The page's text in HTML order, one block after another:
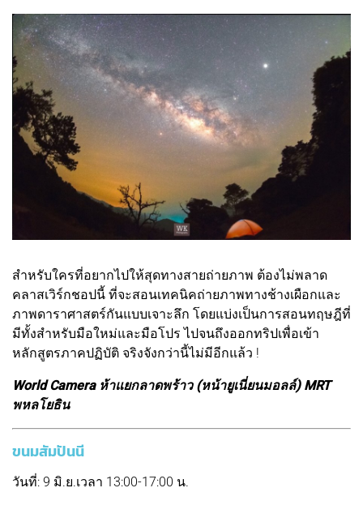
สำหรับใครที่อยากไปให้สุดทางสายถ่ายภาพ ต้องไม่พลาด
คลาสเวิร์กชอปนี้ ที่จะสอนเทคนิคถ่ายภาพทางช้างเผือกและ
ภาพดาราศาสตร์กันแบบเจาะลึก โดยแบ่งเป็นการสอนทฤษฎีที่
มีทั้งสำหรับมือใหม่และมือโปร ไปจนถึงออกทริปเพื่อเข้า
หลักสูตรภาคปฏิบัติ จริงจังกว่านี้ไม่มีอีกแล้ว !
World Camera ห้าแยกลาดพร้าว (หน้ายูเนี่ยนมอลล์) MRT
พหลโยธิน
ขนมสัมปันนี
วันที่: 9 มิ.ย.เวลา 13:00-17:00 น.